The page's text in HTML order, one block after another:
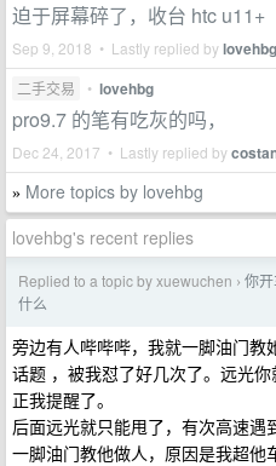
迫于屏幕碎了，收台 htc u11+
Sep 9, 2018 • Lastly replied bylovehbg
二手交易 • lovehbg
pro9.7 的笔有吃灰的吗，
Dec 24, 2017 • Lastly replied by
» More topics by lovehbg
lovehbg's recent replies
Replied to a topic by xuewuchen › 你
什么
旁边有人哔哔哔，我就一脚油门教
话题 ，被我怼了好几次了。远光
正我提醒了。
后面远光就只能甩了，有次高速
一脚油门教他做人，原因是我超他